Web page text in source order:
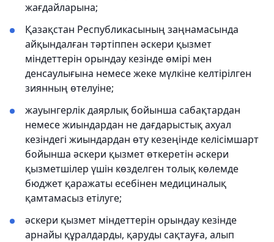
жағдайларына;
Қазақстан Республикасының заңнамасында
айқындалған тәртіппен әскери қызмет
міндеттерін орындау кезінде өмірі мен
денсаулығына немесе жеке мүлкіне келтірілген
зиянның өтелуіне;
жауынгерлік даярлық бойынша сабақтардан
немесе жиындардан не дағдарыстық ахуал
кезіндегі жиындардан өту кезеңінде келісімшарт
бойынша әскери қызмет өткеретін әскери
қызметшілер үшін көзделген толық көлемде
бюджет қаражаты есебінен медициналық
қамтамасыз етілуге;
әскери қызмет міндеттерін орындау кезінде
арнайы құралдарды, қаруды сақтауға, алып